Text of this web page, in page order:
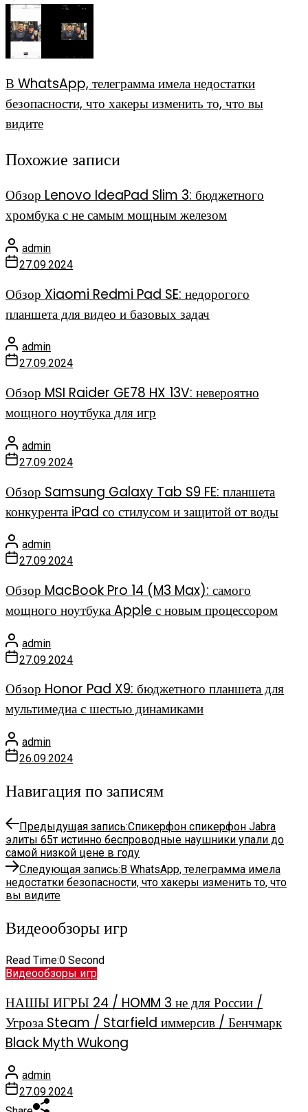
В WhatsApp, телеграмма имела недостатки
безопасности, что хакеры изменить то, что вы
видите
Похожие записи
Обзор Lenovo IdeaPad Slim 3: бюджетного
хромбука с не самым мощным железом
admin
27.09.2024
Обзор Xiaomi Redmi Pad SE: недорогого
планшета для видео и базовых задач
admin
27.09.2024
Обзор MSI Raider GE78 HX 13V: невероятно
мощного ноутбука для игр
admin
27.09.2024
Обзор Samsung Galaxy Tab S9 FE: планшета
конкурента iPad со стилусом и защитой от воды
admin
27.09.2024
Обзор MacBook Pro 14 (M3 Max): самого
мощного ноутбука Apple с новым процессором
admin
27.09.2024
Обзор Honor Pad X9: бюджетного планшета для
мультимедиа с шестью динамиками
admin
26.09.2024
Навигация по записям
Предыдущая запись:Спикерфон спикерфон Jabra
элиты 65т истинно беспроводные наушники упали до
самой низкой цене в году
Следующая запись:В WhatsApp, телеграмма имела
недостатки безопасности, что хакеры изменить то, что
вы видите
Видеообзоры игр
Read Time:0 Second
Видеообзоры игр
НАШЫ ИГРЫ 24 / HOMM 3 не для России /
Угроза Steam / Starfield иммерсив / Бенчмарк
Black Myth Wukong
admin
27.09.2024